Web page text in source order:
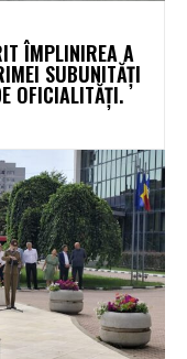
ÎMPLINIREA A
SUBUNITĂȚI
OFICIALITĂȚI.